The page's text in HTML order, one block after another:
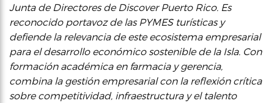
Junta de Directores de Discover Puerto Rico. Es
reconocido portavoz de las PYMES turísticas y
defiende la relevancia de este ecosistema empresarial
para el desarrollo económico sostenible de la Isla. Con
formación académica en farmacia y gerencia,
combina la gestión empresarial con la reflexión crítica
sobre competitividad, infraestructura y el talento